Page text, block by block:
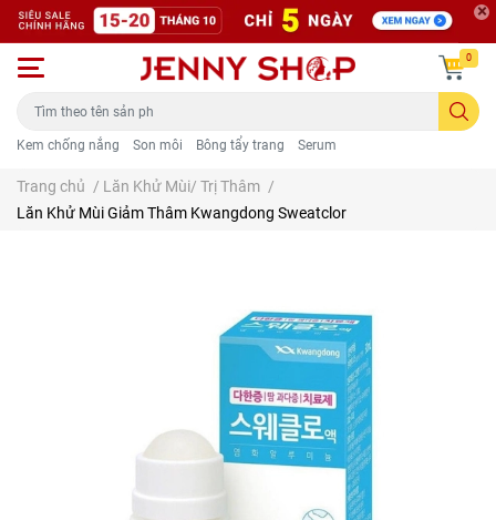
Kem chống nắng Son môi Bông tẩy trang Serum
0
Trang chủ / Lăn Khử Mùi/ Trị Thâm /
Lăn Khử Mùi Giảm Thâm Kwangdong Sweatclor